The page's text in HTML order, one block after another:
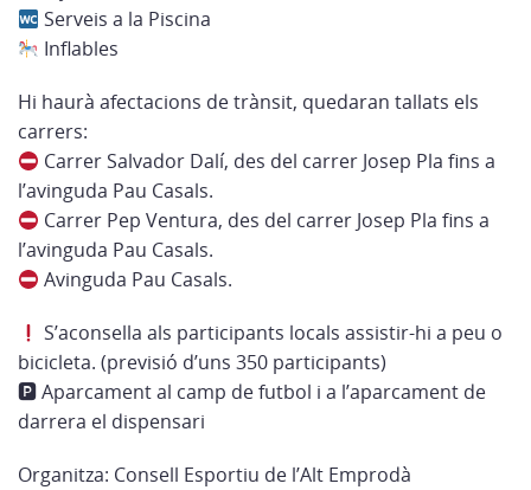
Serveis a la Piscina
Inflables
Hi haurà afectacions de trànsit, quedaran tallats els
carrers:
Carrer Salvador Dalí, des del carrer Josep Pla fins a
l’avinguda Pau Casals.
Carrer Pep Ventura, des del carrer Josep Pla fins a
l’avinguda Pau Casals.
Avinguda Pau Casals.
S’aconsella als participants locals assistir-hi a peu o
bicicleta. (previsió d’uns 350 participants)
🅿 Aparcament al camp de futbol i a l’aparcament de
darrera el dispensari
Organitza: Consell Esportiu de l’Alt Emprodà